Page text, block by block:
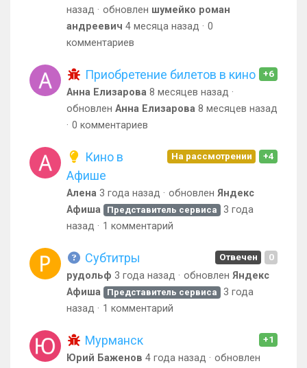
назад
обновлен шумейко роман
андреевич 4 месяца назад
0
комментариев
+6
Приобретение билетов в кино
Анна Елизарова 8 месяцев назад
обновлен Анна Елизарова 8 месяцев назад
0 комментариев
+4
На рассмотрении
Кино в
Афише
Алена 3 года назад обновлен Яндекс
Афиша
Представитель сервиса
3 года
назад
1 комментарий
0
Отвечен
Субтитры
рудольф 3 года назад обновлен Яндекс
Афиша
Представитель сервиса
3 года
назад
1 комментарий
+1
Мурманск
Юрий Баженов 4 года назад
обновлен